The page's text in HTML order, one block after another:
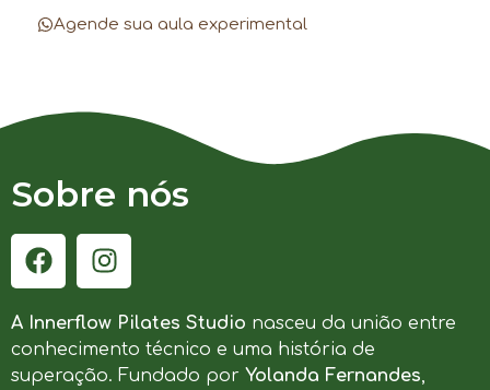
Agende sua aula experimental
Sobre nós
A Innerflow Pilates Studio nasceu da união entre
conhecimento técnico e uma história de
superação. Fundado por Yolanda Fernandes,